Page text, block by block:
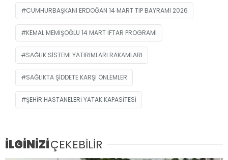
CUMHURBAŞKANI ERDOĞAN 14 MART TIP BAYRAMI 2026
KEMAL MEMIŞOĞLU 14 MART İFTAR PROGRAMI
SAĞLIK SISTEMI YATIRIMLARI RAKAMLARI
SAĞLIKTA ŞIDDETE KARŞI ÖNLEMLER
ŞEHIR HASTANELERI YATAK KAPASITESI
İLGİNİZİÇEKEBİLİR